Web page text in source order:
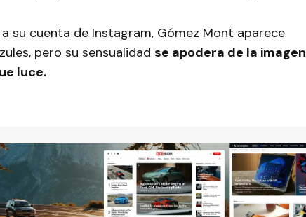
su cuenta de Instagram, Gómez Mont aparece
pero su sensualidad se apodera de la imagen
luce.